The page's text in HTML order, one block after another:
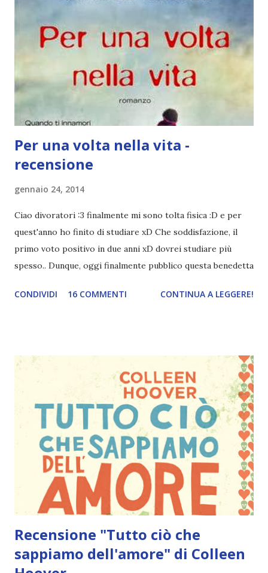
di John Green!), dall'altro un po' basse. Sembra non aver
senso (e molto probabilmente non avrà senso), ma è così
XD la trama del libro non mi ispirava molto..eppure ne
sentivo parlare benissimo e sapevo già che lo stile dello
scrittore fosse belli...
Per una volta nella vita -
recensione
gennaio 24, 2014
Ciao divoratori :3 finalmente mi sono tolta fisica :D e per
quest'anno ho finito di studiare xD Che soddisfazione, il
primo voto positivo in due anni xD dovrei studiare più
spesso.. Dunque, oggi finalmente pubblico questa benedetta
volta nella vita Autori: Rainbow Rowell Anno : 2013 Prezzo:
sopravvivere. Park ha tratti orientali che ha preso dalla
madre coreana e veste sempre di nero. La musica è il suo
rifugio per tenersi fuori dai guai. La loro storia inizia una
mattina, sul bus che li porta a scuola. Park è immerso nella
lettura dei suoi fumetti e perso tra le note degli Smiths,
Eleanor si siede accanto a lui. Nessun altro le ha fatto
posto, perché è nuova e parecchio strana. Il loro amore
nasce dai silenzi, dagli sguardi lanciati ap...
CONDIVIDI 16 COMMENTI CONTINUA A LEGGERE!
Recensione "Tutto ciò che
sappiamo dell'amore" di Colleen